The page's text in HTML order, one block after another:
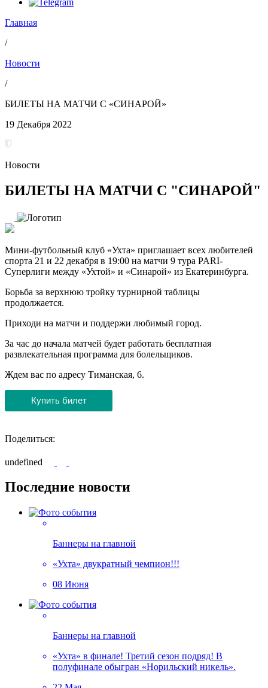
Главная
/
Новости
/
БИЛЕТЫ НА МАТЧИ С «СИНАРОЙ»
19 Декабря 2022
Новости
БИЛЕТЫ НА МАТЧИ С "СИНАРОЙ"
Мини-футбольный клуб «Ухта» приглашает всех любителей
спорта 21 и 22 декабря в 19:00 на матчи 9 тура PARI-
Суперлиги между «Ухтой» и «Синарой» из Екатеринбурга.
Борьба за верхнюю тройку турнирной таблицы
продолжается.
Приходи на матчи и поддержи любимый город.
За час до начала матчей будет работать бесплатная
развлекательная программа для болельщиков.
Ждем вас по адресу Тиманская, 6.
Купить билет
Поделиться:
undefined
Последние новости
Баннеры на главной
«Ухта» двукратный чемпион!!!
08 Июня
Баннеры на главной
«Ухта» в финале! Третий сезон подряд! В
полуфинале обыгран «Норильский никель».